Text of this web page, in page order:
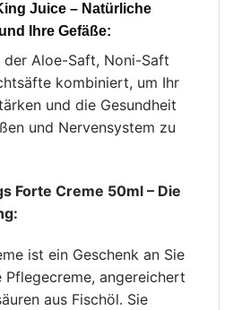
Juice – Natürliche
Ihre Gefäße:
Aloe-Saft, Noni-Saft
kombiniert, um Ihr
und die Gesundheit
und Nervensystem zu
Forte Creme 50ml – Die
ist ein Geschenk an Sie
angereichert
aus Fischöl. Sie